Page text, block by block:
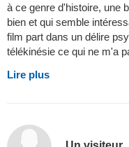
à ce genre d'histoire, une
bien et qui semble
film part dans un délire
télékinésie ce qui ne m'a
Lire plus